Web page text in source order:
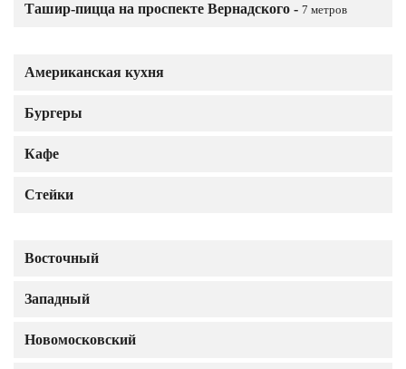
Американская кухня
Бургеры
Кафе
Стейки
Восточный
Западный
Новомосковский
Ташир-пицца на проспекте Вернадского - 7 метров